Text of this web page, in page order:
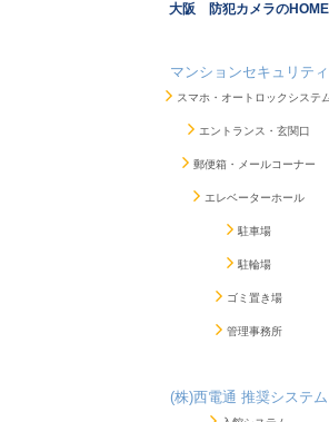
大阪 防犯カメラのHOME
マンションセキュリティ
スマホ・オートロックシステ
エントランス・玄関口
郵便箱・メールコーナー
エレベーターホール
駐車場
駐輪場
ゴミ置き場
管理事務所
(株)西電通 推奨システム